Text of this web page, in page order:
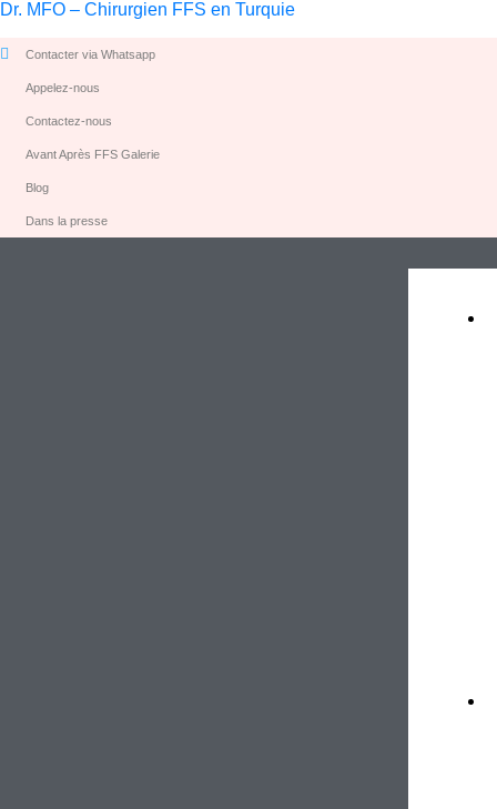
Dr. MFO – Chirurgien FFS en Turquie
Contacter via Whatsapp
Appelez-nous
Contactez-nous
Avant Après FFS Galerie
Blog
Dans la presse